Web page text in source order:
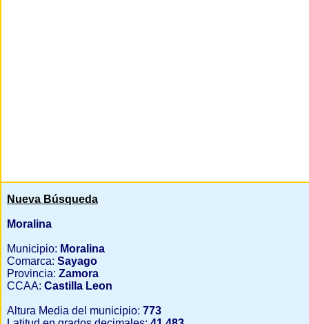
Nueva Búsqueda
Moralina
Municipio: Moralina
Comarca: Sayago
Provincia: Zamora
CCAA: Castilla Leon
Altura Media del municipio: 773